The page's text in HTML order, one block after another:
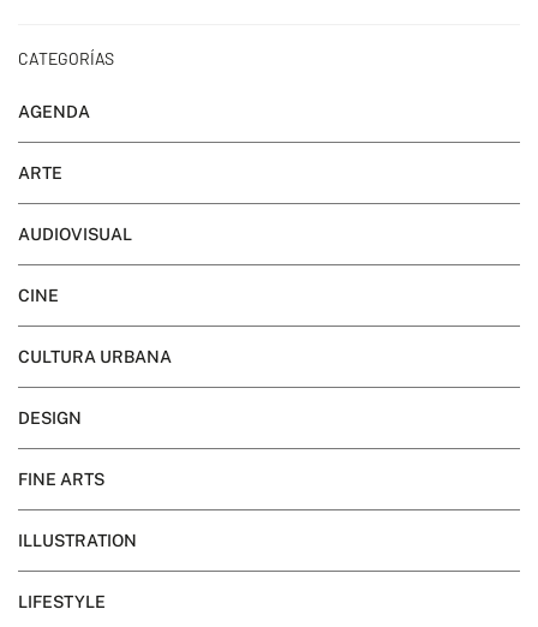
CATEGORÍAS
AGENDA
ARTE
AUDIOVISUAL
CINE
CULTURA URBANA
DESIGN
FINE ARTS
ILLUSTRATION
LIFESTYLE